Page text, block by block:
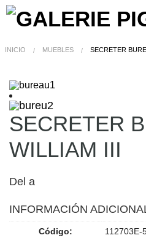
INICIO MUEBLES SECRETER
SECRETER
WILLIAM III
Del a
INFORMACIÓN
Código: 112703E-